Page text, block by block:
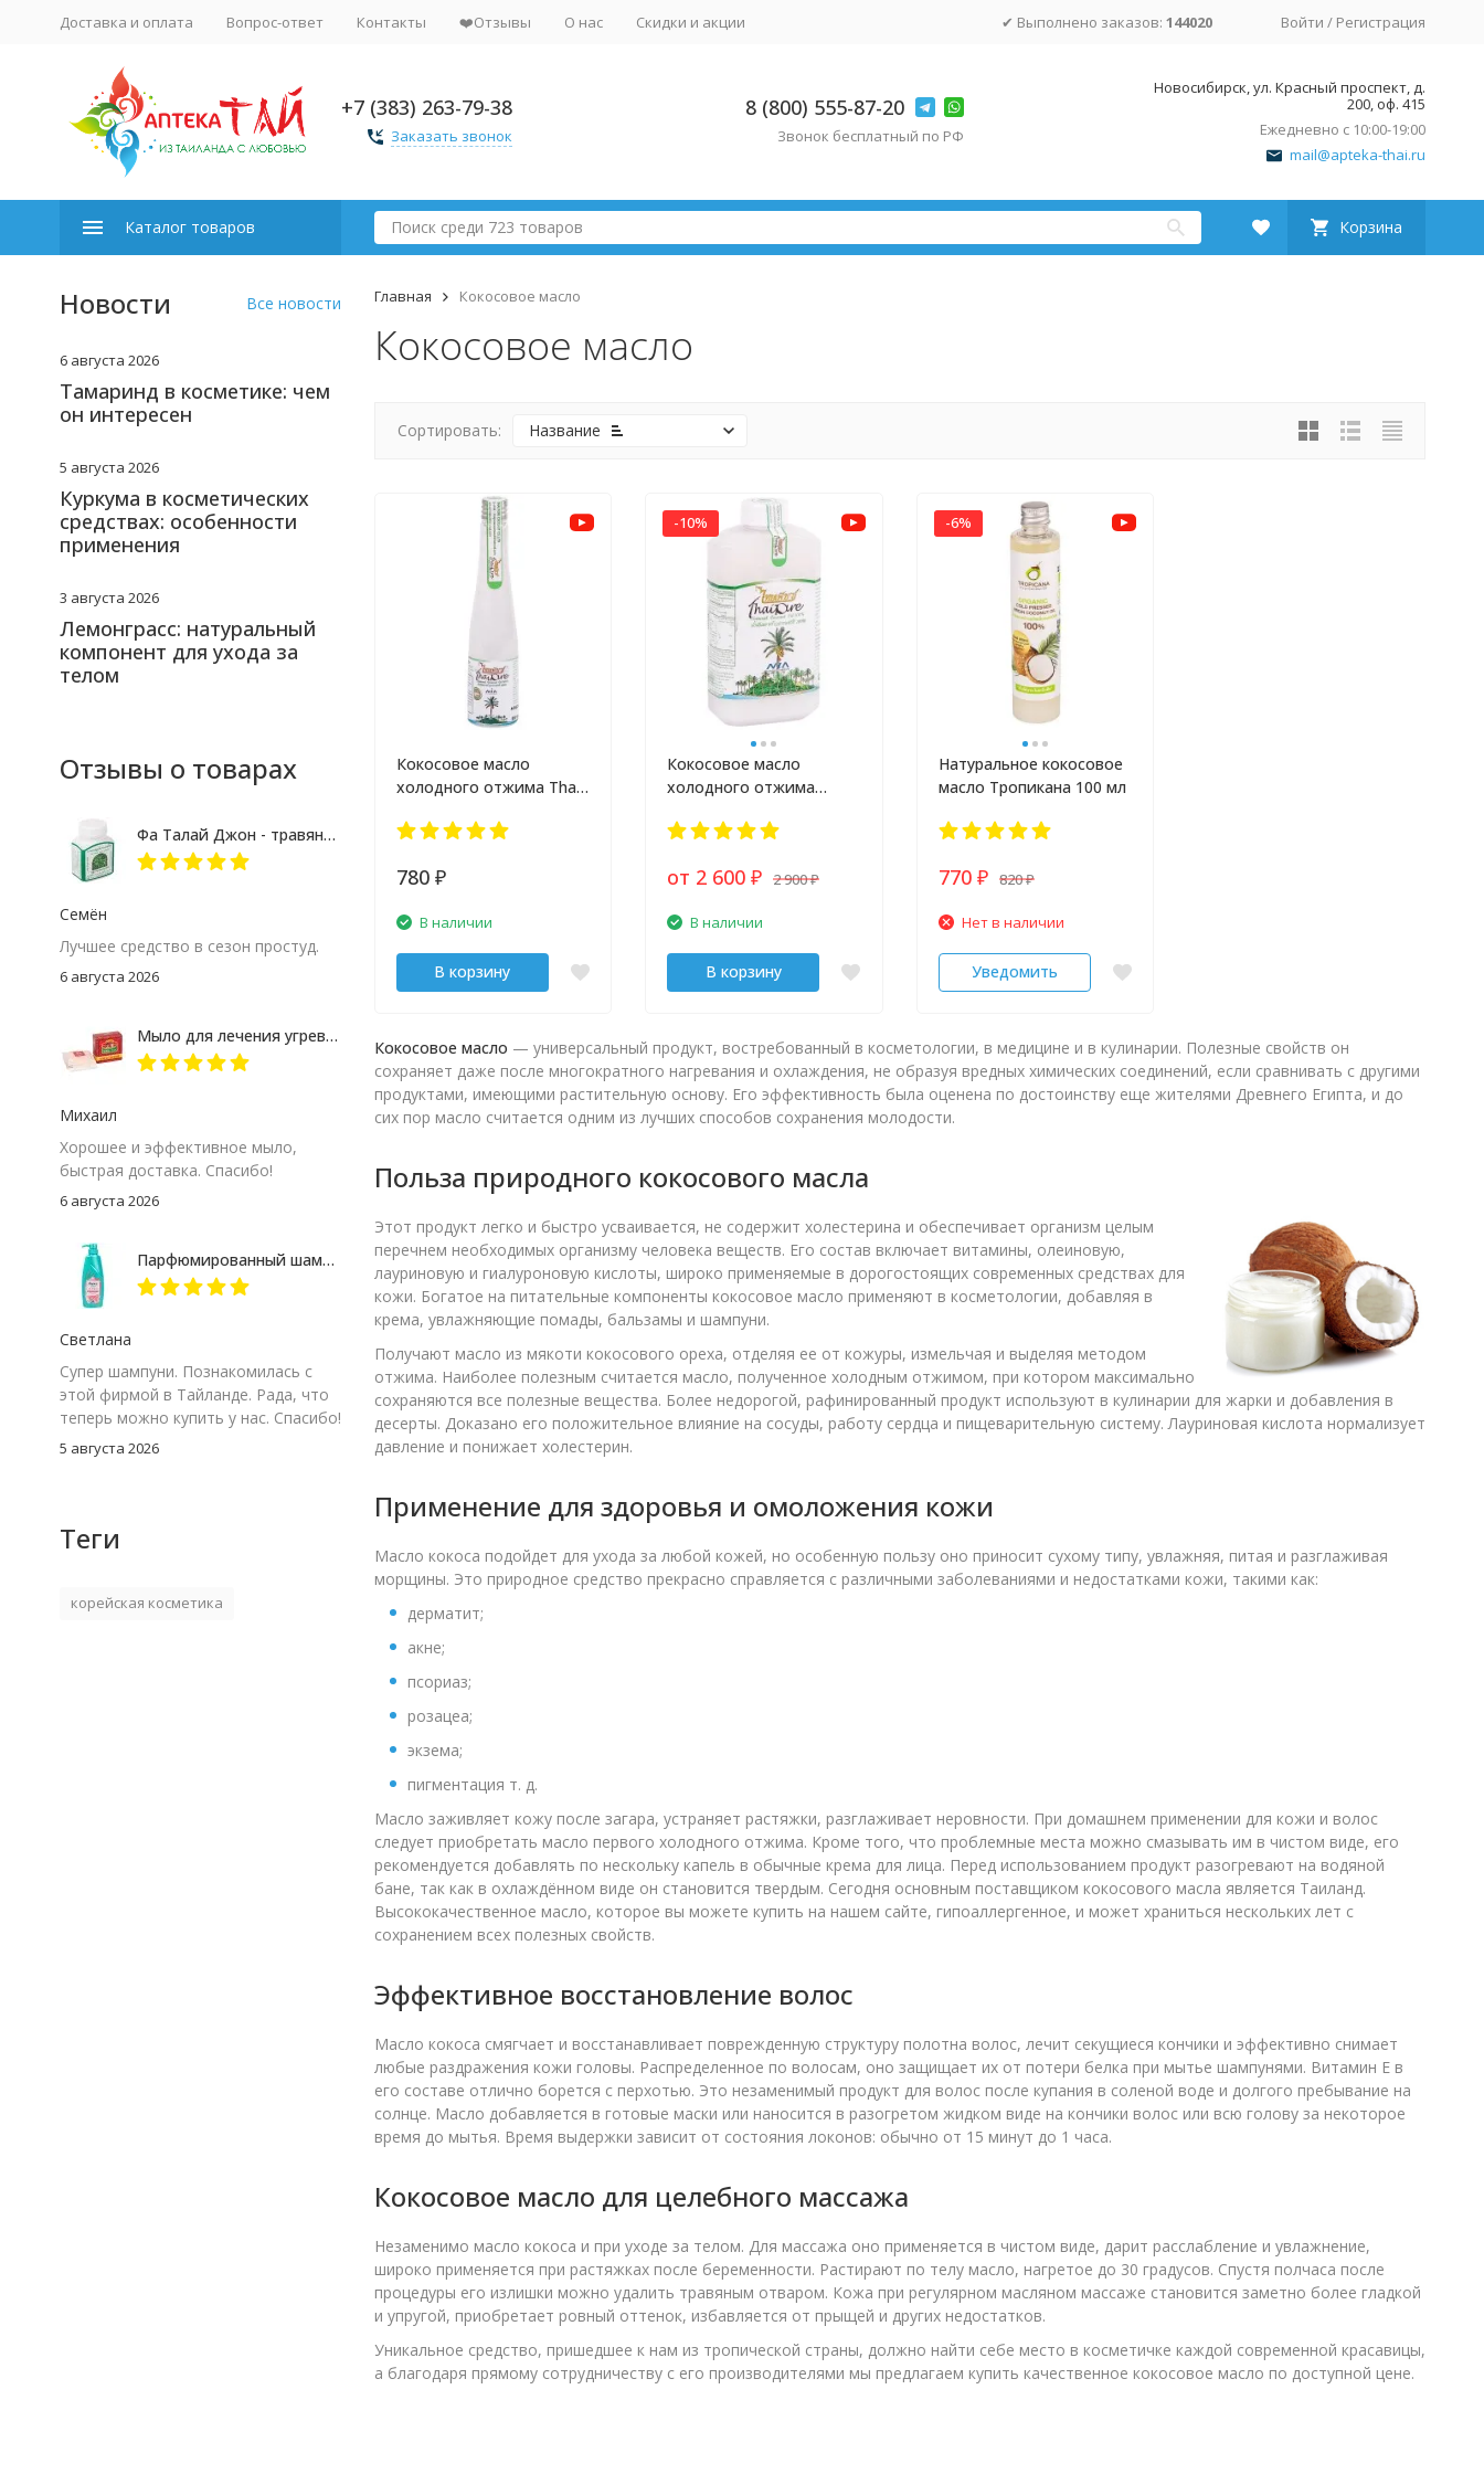
Доставка и оплата Вопрос-ответ Контакты ❤️Отзывы О нас Скидки и акции ✔ Выполнено заказов: 144020 Войти / Регистрация
+7 (383) 263-79-38
Заказать звонок
8 (800) 555-87-20
Звонок бесплатный по РФ
Новосибирск, ул. Красный проспект, д.
200, оф. 415
Ежедневно с 10:00-19:00
mail@apteka-thai.ru
Каталог товаров Корзина
Главная Кокосовое масло
Кокосовое масло
Сортировать: Название
Кокосовое масло
холодного отжима Thai
780 ₽
В наличии
В корзину
-10%
Кокосовое масло
холодного отжима
от 2 600 ₽ 2 900₽
В наличии
В корзину
-6%
Натуральное кокосовое
масло Тропикана 100 мл
770 ₽ 820₽
Нет в наличии
Уведомить
Кокосовое масло — универсальный продукт, востребованный в косметологии, в медицине и в кулинарии. Полезные свойств он
сохраняет даже после многократного нагревания и охлаждения, не образуя вредных химических соединений, если сравнивать с другими
продуктами, имеющими растительную основу. Его эффективность была оценена по достоинству еще жителями Древнего Египта, и до
сих пор масло считается одним из лучших способов сохранения молодости.
Польза природного кокосового масла
Этот продукт легко и быстро усваивается, не содержит холестерина и обеспечивает организм целым
перечнем необходимых организму человека веществ. Его состав включает витамины, олеиновую,
лауриновую и гиалуроновую кислоты, широко применяемые в дорогостоящих современных средствах для
кожи. Богатое на питательные компоненты кокосовое масло применяют в косметологии, добавляя в
крема, увлажняющие помады, бальзамы и шампуни.
Получают масло из мякоти кокосового ореха, отделяя ее от кожуры, измельчая и выделяя методом
отжима. Наиболее полезным считается масло, полученное холодным отжимом, при котором максимально
сохраняются все полезные вещества. Более недорогой, рафинированный продукт используют в кулинарии для жарки и добавления в
десерты. Доказано его положительное влияние на сосуды, работу сердца и пищеварительную систему. Лауриновая кислота нормализует
давление и понижает холестерин.
Применение для здоровья и омоложения кожи
Масло кокоса подойдет для ухода за любой кожей, но особенную пользу оно приносит сухому типу, увлажняя, питая и разглаживая
морщины. Это природное средство прекрасно справляется с различными заболеваниями и недостатками кожи, такими как:
дерматит;
акне;
псориаз;
розацеа;
экзема;
пигментация т. д.
Масло заживляет кожу после загара, устраняет растяжки, разглаживает неровности. При домашнем применении для кожи и волос
следует приобретать масло первого холодного отжима. Кроме того, что проблемные места можно смазывать им в чистом виде, его
рекомендуется добавлять по нескольку капель в обычные крема для лица. Перед использованием продукт разогревают на водяной
бане, так как в охлаждённом виде он становится твердым. Сегодня основным поставщиком кокосового масла является Таиланд.
Высококачественное масло, которое вы можете купить на нашем сайте, гипоаллергенное, и может храниться нескольких лет с
сохранением всех полезных свойств.
Эффективное восстановление волос
Масло кокоса смягчает и восстанавливает поврежденную структуру полотна волос, лечит секущиеся кончики и эффективно снимает
любые раздражения кожи головы. Распределенное по волосам, оно защищает их от потери белка при мытье шампунями. Витамин Е в
его составе отлично борется с перхотью. Это незаменимый продукт для волос после купания в соленой воде и долгого пребывание на
солнце. Масло добавляется в готовые маски или наносится в разогретом жидком виде на кончики волос или всю голову за некоторое
время до мытья. Время выдержки зависит от состояния локонов: обычно от 15 минут до 1 часа.
Кокосовое масло для целебного массажа
Незаменимо масло кокоса и при уходе за телом. Для массажа оно применяется в чистом виде, дарит расслабление и увлажнение,
широко применяется при растяжках после беременности. Растирают по телу масло, нагретое до 30 градусов. Спустя полчаса после
процедуры его излишки можно удалить травяным отваром. Кожа при регулярном масляном массаже становится заметно более гладкой
и упругой, приобретает ровный оттенок, избавляется от прыщей и других недостатков.
Уникальное средство, пришедшее к нам из тропической страны, должно найти себе место в косметичке каждой современной красавицы,
а благодаря прямому сотрудничеству с его производителями мы предлагаем купить качественное кокосовое масло по доступной цене.
Новости Все новости
6 августа 2026
Тамаринд в косметике: чем
он интересен
5 августа 2026
Куркума в косметических
средствах: особенности
применения
3 августа 2026
Лемонграсс: натуральный
компонент для ухода за
телом
Отзывы о товарах
Фа Талай Джон - травяные капсулы против гриппа и простуды
Семён
Лучшее средство в сезон простуд.
6 августа 2026
Мыло для лечения угревой сыпи Madame Heng
Михаил
Хорошее и эффективное мыло,
быстрая доставка. Спасибо!
6 августа 2026
Парфюмированный шампунь "Корейская роза" Rejoice 370 мл
Светлана
Супер шампуни. Познакомилась с
этой фирмой в Тайланде. Рада, что
теперь можно купить у нас. Спасибо!
5 августа 2026
Теги
корейская косметика